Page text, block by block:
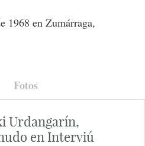
1968 en Zumárraga,
Fotos
Urdangarín,
en Interviú